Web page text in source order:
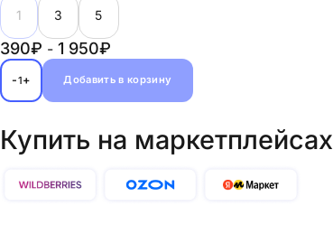
1 3 5
390₽ - 1 950₽
-1+ Добавить в корзину
Купить на маркетплейсах